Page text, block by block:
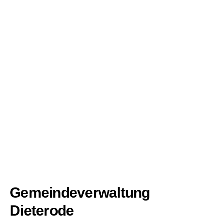
Gemeindeverwaltung
Dieterode